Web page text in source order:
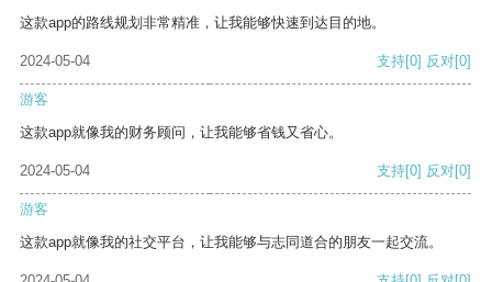
这款app的路线规划非常精准，让我能够快速到达目的地。
2024-05-04 支持[0] 反对[0]
游客
这款app就像我的财务顾问，让我能够省钱又省心。
2024-05-04 支持[0] 反对[0]
游客
这款app就像我的社交平台，让我能够与志同道合的朋友一起交流。